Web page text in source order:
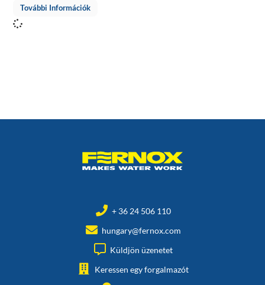
További Információk
+ 36 24 506 110
hungary@fernox.com
Küldjön üzenetet
Keressen egy forgalmazót